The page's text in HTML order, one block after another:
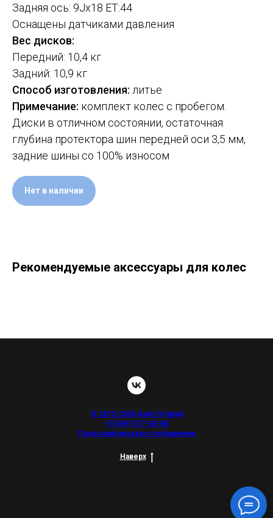
Задняя ось: 9Jx18 ET:44
Оснащены датчиками давления
Вес дисков:
Передний: 10,4 кг
Задний: 10,9 кг
Способ изготовления: литье
Примечание: комплект колес с пробегом.
Диски в отличном состоянии, остаточная
глубина протектора шин передней оси 3,5 мм,
задние шины со 100% износом
Нет в наличии
Рекомендуемые аксессуары для колес
© 2012-2026 Auto Original
+7(499) 577-00-80
Пользовательское соглашение
Наверх